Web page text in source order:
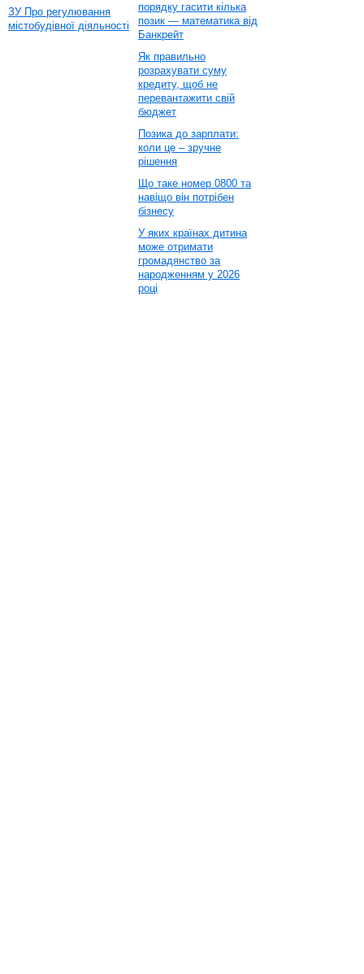
ЗУ Про регулювання
містобудівної діяльності
порядку гасити кілька
позик — математика від
Банкрейт
Як правильно
розрахувати суму
кредиту, щоб не
перевантажити свій
бюджет
Позика до зарплати:
коли це – зручне
рішення
Що таке номер 0800 та
навіщо він потрібен
бізнесу
У яких країнах дитина
може отримати
громадянство за
народженням у 2026
році